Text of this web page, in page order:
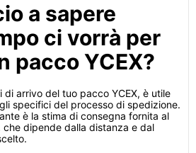
a sapere
ci vorrà per
pacco YCEX?
di arrivo del tuo pacco YCEX, è utile
specifici del processo di spedizione.
è la stima di consegna fornita al
dipende dalla distanza e dal